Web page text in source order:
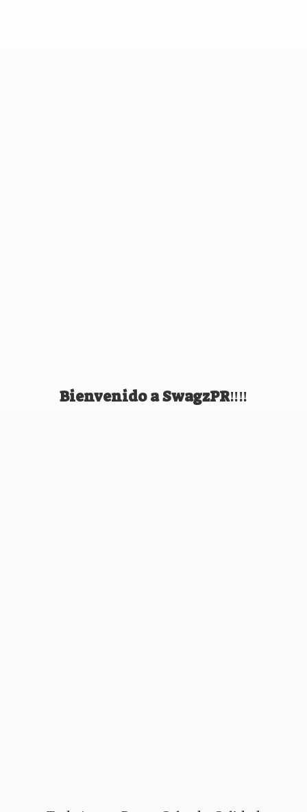
Bienvenidoa SwagzPR‼️‼️